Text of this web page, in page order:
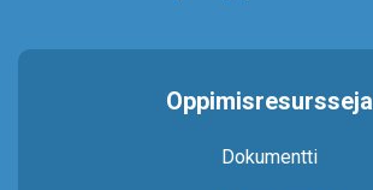
Oppimisresursseja
Dokumentti